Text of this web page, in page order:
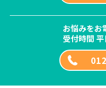
お悩みをお
受付時間